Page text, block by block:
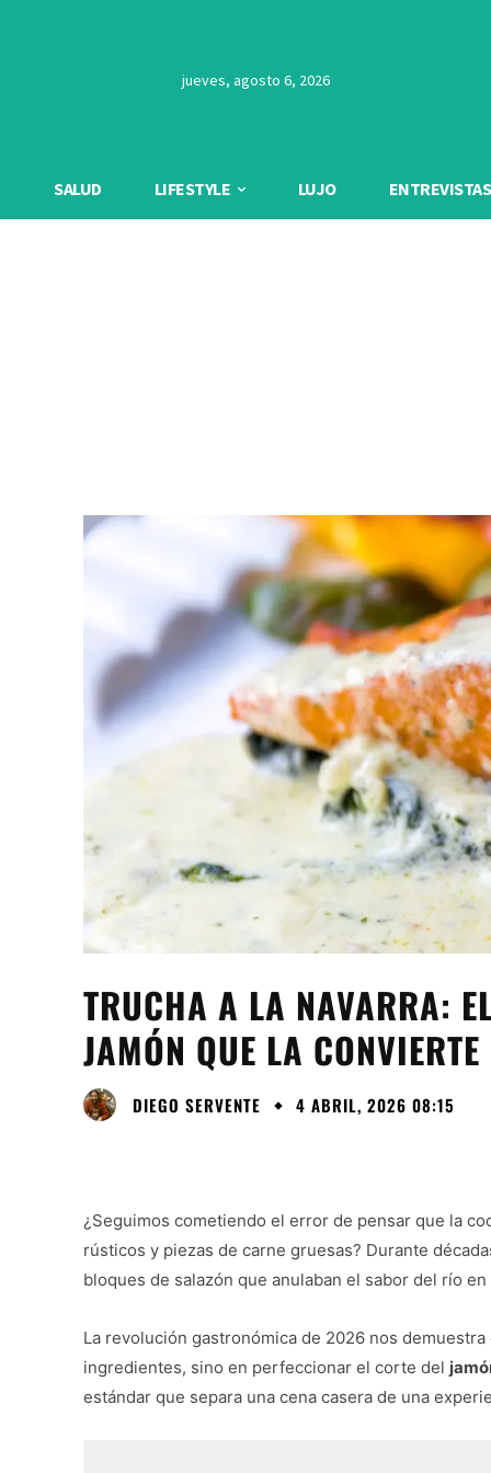
jueves, agosto 6, 2026
SALUD LIFESTYLE LUJO ENTREVISTAS
TRUCHA A LA NAVARRA:
JAMÓN QUE LA
DIEGO SERVENTE 4 ABRIL, 2026 08:15
¿Seguimos cometiendo el error de pensar que la
rústicos y piezas de carne gruesas? Durante
bloques de salazón que anulaban el sabor del río
La revolución gastronómica de 2026 nos
ingredientes, sino en perfeccionar el corte del
estándar que separa una cena casera de una